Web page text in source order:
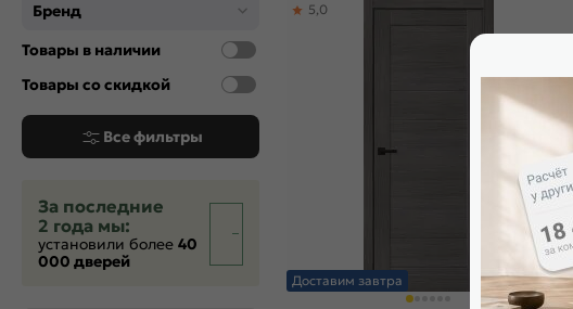
Бренд
Товары в наличии
Товары со скидкой
Все фильтры
За последние
2 года мы:
установили более 40
000 дверей
Доставим завтра
5,0